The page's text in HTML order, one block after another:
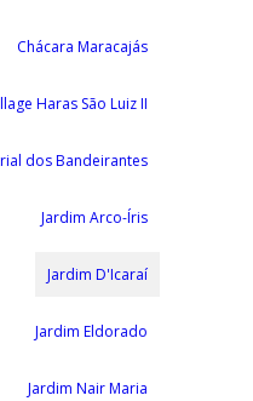
Chácara Maracajás
Haras São Luiz II
dos Bandeirantes
Jardim Arco-Íris
Jardim D'Icaraí
Jardim Eldorado
Jardim Nair Maria